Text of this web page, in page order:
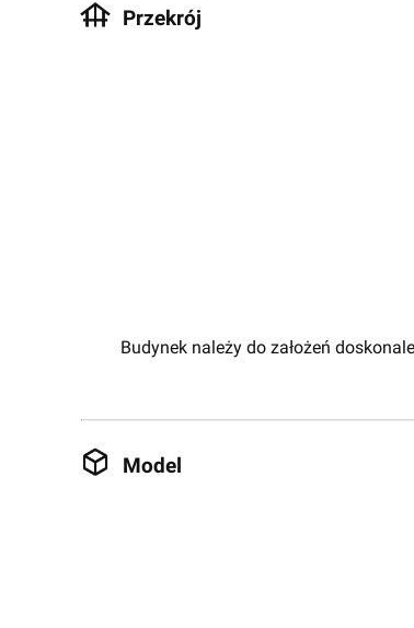
Przekrój
Budynek należy do założeń
Model